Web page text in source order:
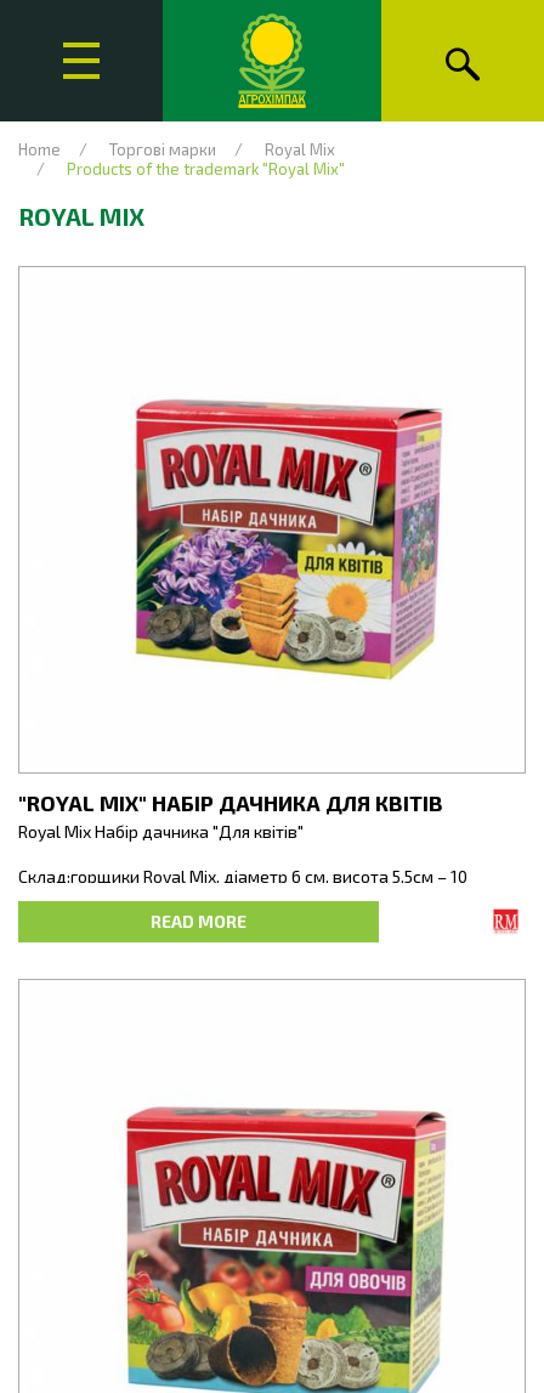
Home Торгові марки
Royal Mix
Products of the trademark "Royal Mix"
ROYAL MIX
"ROYAL MIX" НАБІР ДАЧНИКА ДЛЯ КВІТІВ
Rоyal Mix Набір дачника "Для квітів"
Склад:горщики Royal Мix, діаметр 6 см, висота 5,5см – 10
шт.Торф’яні таблетки:класичні J-7, діаметр 24, висота 8мм — 10
шт.кокосові J-7C, діаметр 30, висота 1,2см — 10 шт.лісові J-7,
діаметр 25, висота 1,5см — 10 шт.лісові
READ MORE